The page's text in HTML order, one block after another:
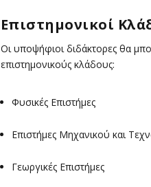
Επιστημονικοί
Οι υποψήφιοι διδάκτορες θα
επιστημονικούς κλάδους:
Φυσικές Επιστήμες
Επιστήμες Μηχανικού και
Γεωργικές Επιστήμες